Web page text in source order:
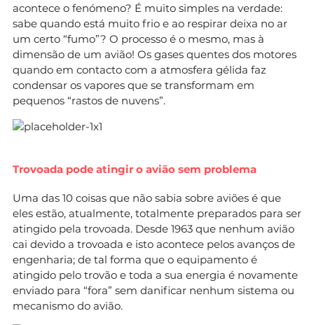
acontece o fenómeno? É muito simples na verdade:
sabe quando está muito frio e ao respirar deixa no ar
um certo “fumo”? O processo é o mesmo, mas à
dimensão de um avião! Os gases quentes dos motores
quando em contacto com a atmosfera gélida faz
condensar os vapores que se transformam em
pequenos “rastos de nuvens”.
Trovoada pode atingir o avião sem problema
Uma das 10 coisas que não sabia sobre aviões é que
eles estão, atualmente, totalmente preparados para ser
atingido pela trovoada. Desde 1963 que nenhum avião
cai devido a trovoada e isto acontece pelos avanços de
engenharia; de tal forma que o equipamento é
atingido pelo trovão e toda a sua energia é novamente
enviado para “fora” sem danificar nenhum sistema ou
mecanismo do avião.